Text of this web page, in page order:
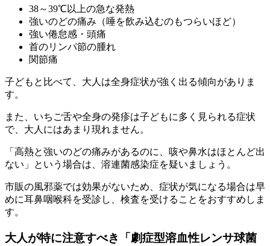
38～39℃以上の急な発熱
強いのどの痛み（唾を飲み込むのもつらいほど）
強い倦怠感・頭痛
首のリンパ節の腫れ
関節痛
子どもと比べて、大人は全身症状が強く出る傾向がありま
す。
また、いちご舌や全身の発疹は子どもに多く見られる症状
で、大人にはあまり現れません。
「高熱と強いのどの痛みがあるのに、咳や鼻水はほとんど出
ない」という場合は、溶連菌感染症を疑いましょう。
市販の風邪薬では効果がないため、症状が気になる場合は早
めに耳鼻咽喉科を受診し、検査を受けることをおすすめしま
す。
大人が特に注意すべき「劇症型溶血性レンサ球菌